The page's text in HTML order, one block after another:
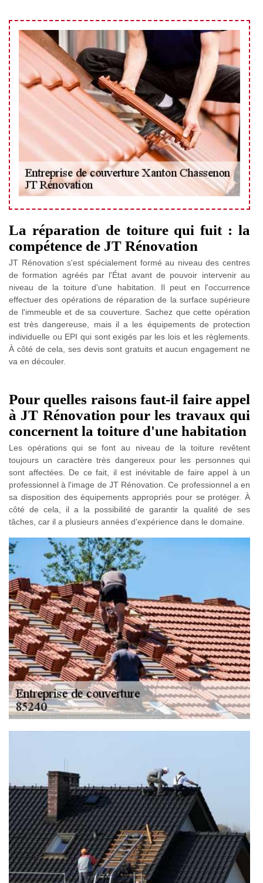
La réparation de toiture qui fuit : la
compétence de JT Rénovation
JT Rénovation s'est spécialement formé au niveau des centres
de formation agréés par l'État avant de pouvoir intervenir au
niveau de la toiture d'une habitation. Il peut en l'occurrence
effectuer des opérations de réparation de la surface supérieure
de l'immeuble et de sa couverture. Sachez que cette opération
est très dangereuse, mais il a les équipements de protection
individuelle ou EPI qui sont exigés par les lois et les règlements.
À côté de cela, ses devis sont gratuits et aucun engagement ne
va en découler.
Pour quelles raisons faut-il faire appel
à JT Rénovation pour les travaux qui
concernent la toiture d'une habitation
Les opérations qui se font au niveau de la toiture revêtent
toujours un caractère très dangereux pour les personnes qui
sont affectées. De ce fait, il est inévitable de faire appel à un
professionnel à l'image de JT Rénovation. Ce professionnel a en
sa disposition des équipements appropriés pour se protéger. À
côté de cela, il a la possibilité de garantir la qualité de ses
tâches, car il a plusieurs années d'expérience dans le domaine.